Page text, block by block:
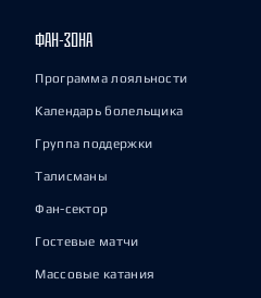
ФАН-ЗОНА
Программа лояльности
Календарь болельщика
Группа поддержки
Талисманы
Фан-сектор
Гостевые матчи
Массовые катания